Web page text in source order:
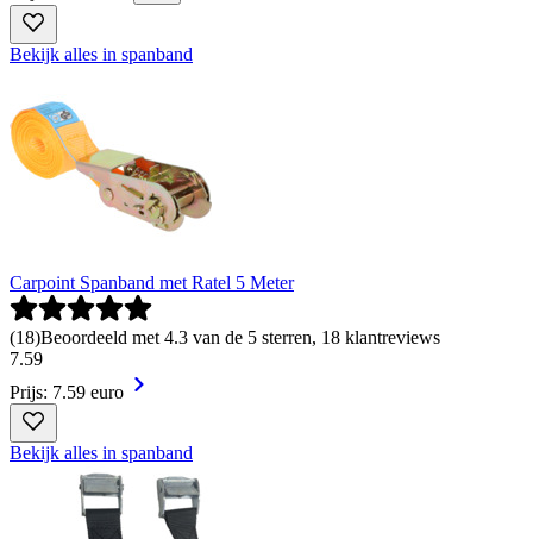
Bekijk alles in spanband
Carpoint Spanband met Ratel 5 Meter
(18)Beoordeeld met 4.3 van de 5 sterren, 18 klantreviews
7.59
Prijs: 7.59 euro
Bekijk alles in spanband